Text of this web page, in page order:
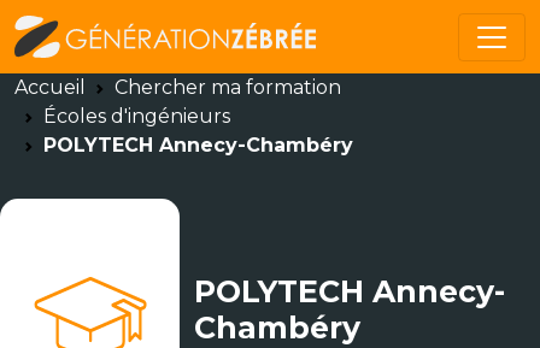
Accueil
Chercher ma formation
Écoles d'ingénieurs
POLYTECH Annecy-Chambéry
POLYTECH Annecy-
Chambéry